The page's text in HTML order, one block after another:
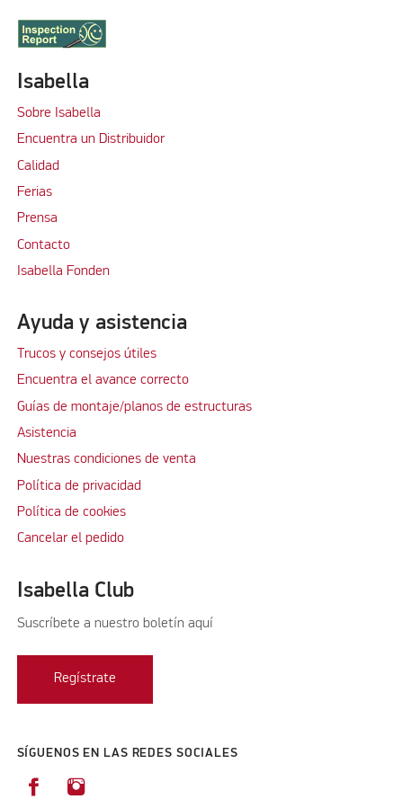
Isabella
Sobre Isabella
Encuentra un Distribuidor
Calidad
Ferias
Prensa
Contacto
Isabella Fonden
Ayuda y asistencia
Trucos y consejos útiles
Encuentra el avance correcto
Guías de montaje/planos de estructuras
Asistencia
Nuestras condiciones de venta
Política de privacidad
Política de cookies
Cancelar el pedido
Isabella Club
Suscríbete a nuestro boletín aquí
Regístrate
SÍGUENOS EN LAS REDES SOCIALES